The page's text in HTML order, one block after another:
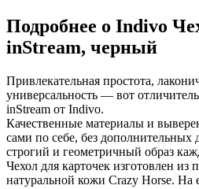
Подробнее о Indivo
inStream, черный
Привлекательная простота,
универсальность — вот
inStream от Indivo.
Качественные материалы и
сами по себе, без
строгий и геометричный образ
Чехол для карточек изготовлен из
натуральной кожи Crazy Horse. На